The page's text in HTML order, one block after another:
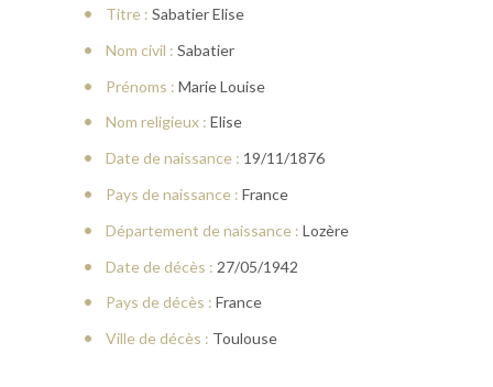
Titre : Sabatier Elise
Nom civil : Sabatier
Prénoms : Marie Louise
Nom religieux : Elise
Date de naissance : 19/11/1876
Pays de naissance : France
Département de naissance : Lozère
Date de décès : 27/05/1942
Pays de décès : France
Ville de décès : Toulouse